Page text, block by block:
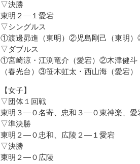
▽決勝
東明２―１愛宕
▽シングルス
①渡邊昴進（東明）②児島剛己（東明
▽ダブルス
①宮崎涼・江渕竜介（愛宕）②木津健
（春光台）③笹木虹太・西山海（愛宕）
【女子】
▽団体１回戦
東明３―０名寄、忠和３―０東神楽、
▽準決勝
東明２―０忠和、広陵２―１愛宕
▽決勝
東明２―０広陵